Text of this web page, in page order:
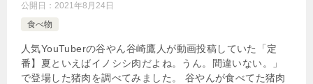
公開日： 2021年8月24日
食べ物
人気YouTuberの谷やん谷崎鷹人が動画投稿していた「定
番】夏といえばイノシシ肉だよね。うん。間違いない。」
で登場した猪肉を調べてみました。 谷やんが食べてた猪肉